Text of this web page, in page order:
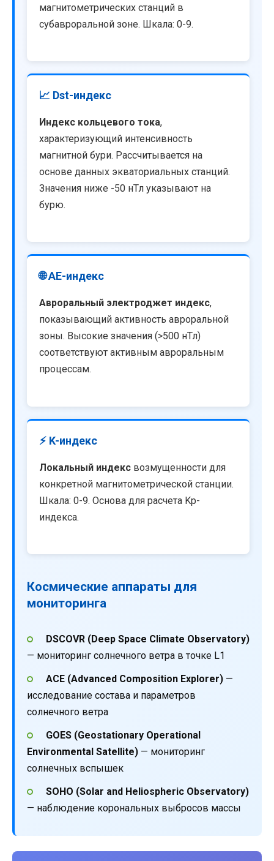
магнитометрических станций в
субавроральной зоне. Шкала: 0-9.
📈 Dst-индекс
Индекс кольцевого тока,
характеризующий интенсивность
магнитной бури. Рассчитывается на
основе данных экваториальных станций.
Значения ниже -50 нТл указывают на
бурю.
🌐 AE-индекс
Авроральный электроджет индекс,
показывающий активность авроральной
зоны. Высокие значения (>500 нТл)
соответствуют активным авроральным
процессам.
⚡ K-индекс
Локальный индекс возмущенности для
конкретной магнитометрической станции.
Шкала: 0-9. Основа для расчета Kp-
индекса.
Космические аппараты для
мониторинга
DSCOVR (Deep Space Climate Observatory)
— мониторинг солнечного ветра в точке L1
ACE (Advanced Composition Explorer)—
исследование состава и параметров
солнечного ветра
GOES (Geostationary Operational
Environmental Satellite) — мониторинг
солнечных вспышек
SOHO (Solar and Heliospheric Observatory)
— наблюдение корональных выбросов массы